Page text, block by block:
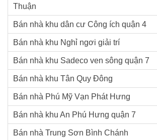
Thuận
Bán nhà khu dân cư Công ích quận 4
Bán nhà khu Nghỉ ngơi giải trí
Bán nhà khu Sadeco ven sông quận 7
Bán nhà khu Tân Quy Đông
Bán nhà Phú Mỹ Vạn Phát Hưng
Bán nhà khu An Phú Hưng quận 7
Bán nhà Trung Sơn Bình Chánh